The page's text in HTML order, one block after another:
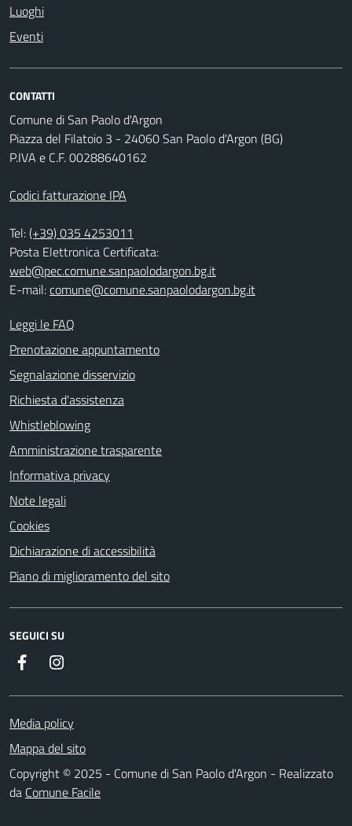
Luoghi
Eventi
CONTATTI
Comune di San Paolo d'Argon
Piazza del Filatoio 3 - 24060 San Paolo d'Argon (BG)
P.IVA e C.F. 00288640162
Codici fatturazione IPA
Tel:(+39) 035 4253011
Posta Elettronica Certificata:
web@pec.comune.sanpaolodargon.bg.it
E-mail:comune@comune.sanpaolodargon.bg.it
Leggi le FAQ
Prenotazione appuntamento
Segnalazione disservizio
Richiesta d'assistenza
Whistleblowing
Amministrazione trasparente
Informativa privacy
Note legali
Cookies
Dichiarazione di accessibilità
Piano di miglioramento del sito
SEGUICI SU
Facebook
Media policy
Mappa del sito
Copyright © 2025 - Comune di San Paolo d'Argon - Realizzato
da Comune Facile